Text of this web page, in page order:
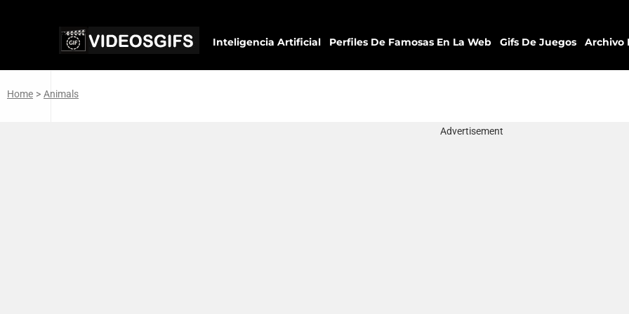
Inteligencia Artificial Perfiles De Famosas En La Web Gifs De Juegos Archivo
Home > Animals
Advertisement